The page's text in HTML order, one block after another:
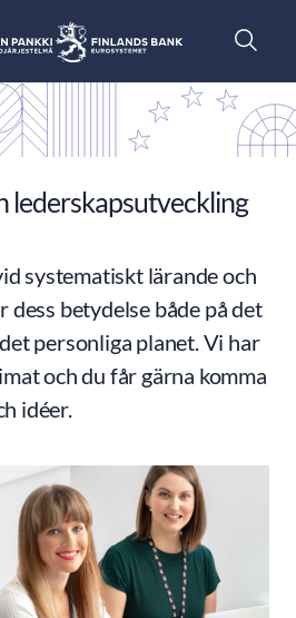
lederskapsutveckling
systematiskt lärande och
dess betydelse både på det
personliga planet. Vi har
och du får gärna komma
idéer.